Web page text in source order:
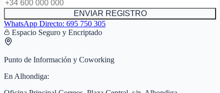
ENVIAR REGISTRO
WhatsApp Directo: 695 750 305
Espacio Seguro y Encriptado
Punto de Información y Coworking
En Alhondiga: